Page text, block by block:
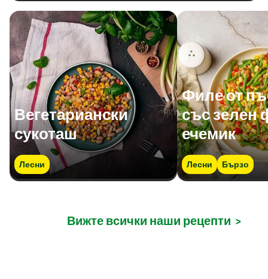
Вегетариански
сукоташ
Лесни
Филе от
със зелен
ечемик
Лесни Бързо
Вижте всички наши рецепти >